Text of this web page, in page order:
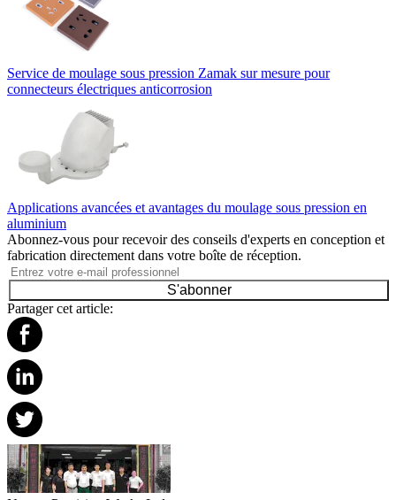
Service de moulage sous pression Zamak sur mesure pour
connecteurs électriques anticorrosion
Applications avancées et avantages du moulage sous pression en
aluminium
Abonnez-vous pour recevoir des conseils d'experts en conception et
fabrication directement dans votre boîte de réception.
S'abonner
Partager cet article: